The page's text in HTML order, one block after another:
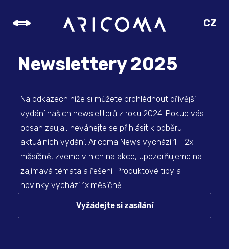
CZ
Newslettery 2025
Na odkazech níže si můžete prohlédnout dřívější
vydání našich newsletterů z roku 2024. Pokud vás
obsah zaujal, neváhejte se přihlásit k odběru
aktuálních vydání. Aricoma News vychází 1 - 2x
měsíčně, zveme v nich na akce, upozorňujeme na
zajímavá témata a řešení. Produktové tipy a
novinky vychází 1x měsíčně.
Vyžádejte si zasílání